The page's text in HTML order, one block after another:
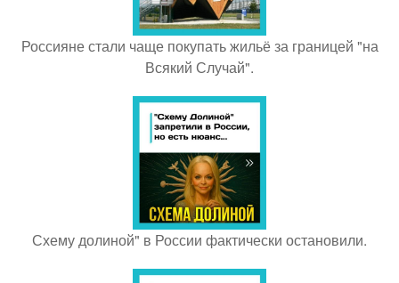
Россияне стали чаще покупать жильё за границей "на
Всякий Случай".
Схему долиной" в России фактически остановили.